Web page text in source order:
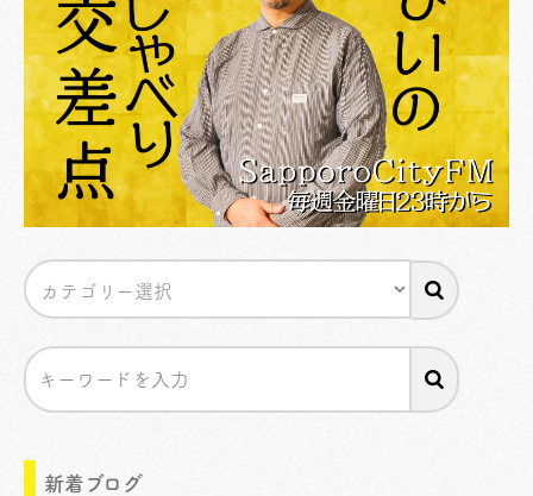
新着ブログ